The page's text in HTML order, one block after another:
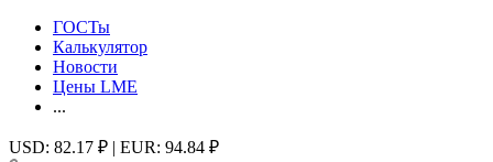
ГОСТы
Калькулятор
Новости
Цены LME
...
USD: 82.17 ₽ | EUR: 94.84 ₽